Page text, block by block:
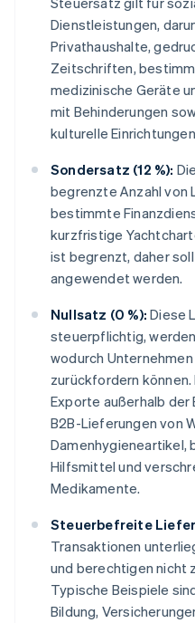
Dienstleistungen,
Privathaushalte,
Zeitschriften,
medizinische Geräte
mit Behinderungen
kulturelle
Sondersatz (12 %):
begrenzte Anzahl von
bestimmte
kurzfristige
ist begrenzt, daher
angewendet werden.
Nullsatz (0 %): Diese
steuerpflichtig,
wodurch
zurückfordern
Exporte außerhalb der
B2B-Lieferungen von
Damenhygieneartikel,
Hilfsmittel und
Medikamente.
Steuerbefreite
Transaktionen
und berechtigen nicht
Typische Beispiele
Bildung,